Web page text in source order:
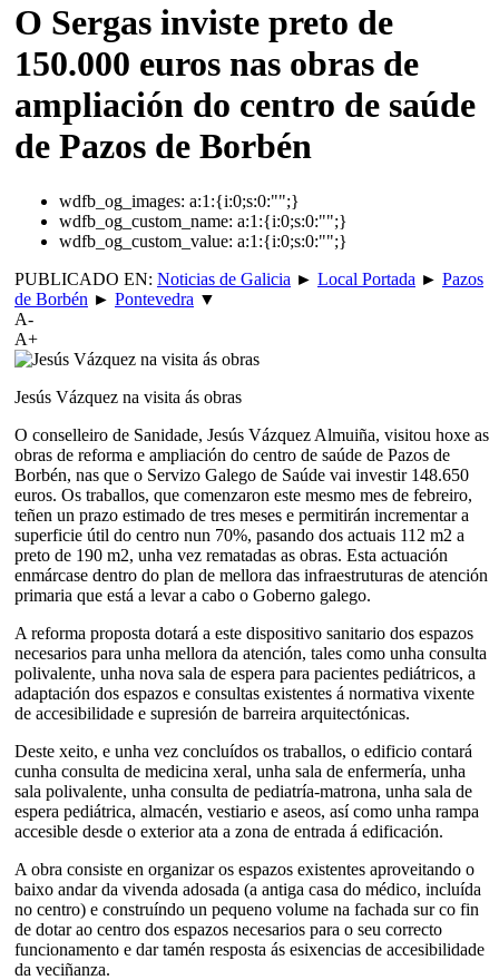
O Sergas inviste preto de
150.000 euros nas obras de
ampliación do centro de saúde
de Pazos de Borbén
wdfb_og_images: a:1:{i:0;s:0:"";}
wdfb_og_custom_name: a:1:{i:0;s:0:"";}
wdfb_og_custom_value: a:1:{i:0;s:0:"";}
PUBLICADO EN: Noticias de Galicia ► Local Portada ► Pazos
de Borbén ► Pontevedra ▼
A-
A+
Jesús Vázquez na visita ás obras
O conselleiro de Sanidade, Jesús Vázquez Almuiña, visitou hoxe as
obras de reforma e ampliación do centro de saúde de Pazos de
Borbén, nas que o Servizo Galego de Saúde vai investir 148.650
euros. Os traballos, que comenzaron este mesmo mes de febreiro,
teñen un prazo estimado de tres meses e permitirán incrementar a
superficie útil do centro nun 70%, pasando dos actuais 112 m2 a
preto de 190 m2, unha vez rematadas as obras. Esta actuación
enmárcase dentro do plan de mellora das infraestruturas de atención
primaria que está a levar a cabo o Goberno galego.
A reforma proposta dotará a este dispositivo sanitario dos espazos
necesarios para unha mellora da atención, tales como unha consulta
polivalente, unha nova sala de espera para pacientes pediátricos, a
adaptación dos espazos e consultas existentes á normativa vixente
de accesibilidade e supresión de barreira arquitectónicas.
Deste xeito, e unha vez concluídos os traballos, o edificio contará
cunha consulta de medicina xeral, unha sala de enfermería, unha
sala polivalente, unha consulta de pediatría-matrona, unha sala de
espera pediátrica, almacén, vestiario e aseos, así como unha rampa
accesible desde o exterior ata a zona de entrada á edificación.
A obra consiste en organizar os espazos existentes aproveitando o
baixo andar da vivenda adosada (a antiga casa do médico, incluída
no centro) e construíndo un pequeno volume na fachada sur co fin
de dotar ao centro dos espazos necesarios para o seu correcto
funcionamento e dar tamén resposta ás esixencias de accesibilidade
da veciñanza.